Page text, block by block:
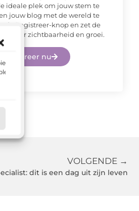
ideale plek om jouw stem te
jouw blog met de wereld te
de Registreer-knop en zet de
meer zichtbaarheid en groei.
Registreer nu
VOLGENDE →
dit is een dag uit zijn leven